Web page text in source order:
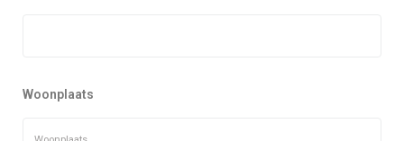
Woonplaats